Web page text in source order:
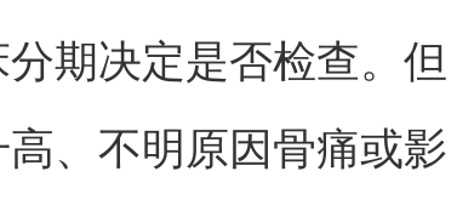
期决定是否检查。但
、不明原因骨痛或影